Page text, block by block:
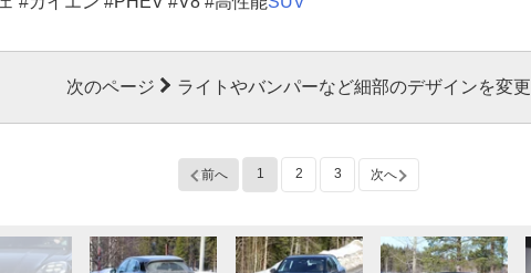
次のページ ライトやバンパーなど細部のデザインを変更
前へ 1 2 3 次へ